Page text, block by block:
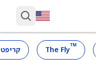
™
The Fly